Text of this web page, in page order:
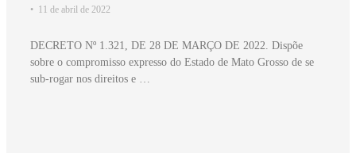
• 11 de abril de 2022
DECRETO Nº 1.321, DE 28 DE MARÇO DE 2022. Dispõe
sobre o compromisso expresso do Estado de Mato Grosso de se
sub-rogar nos direitos e …